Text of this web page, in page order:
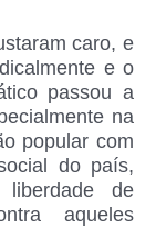
caro, e
e o
passou a
na
popular com
do país,
de
aqueles